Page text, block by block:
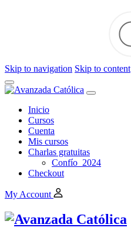
Skip to navigation Skip to content
Inicio
Cursos
Cuenta
Mis cursos
Charlas gratuitas
Confío_2024
Checkout
My Account